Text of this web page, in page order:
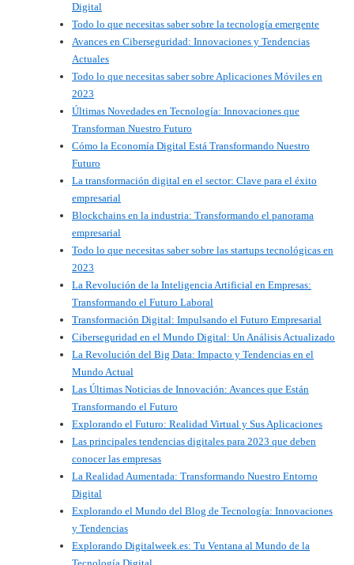
Digital
Todo lo que necesitas saber sobre la tecnología emergente
Avances en Ciberseguridad: Innovaciones y Tendencias
Actuales
Todo lo que necesitas saber sobre Aplicaciones Móviles en
2023
Últimas Novedades en Tecnología: Innovaciones que
Transforman Nuestro Futuro
Cómo la Economía Digital Está Transformando Nuestro
Futuro
La transformación digital en el sector: Clave para el éxito
empresarial
Blockchains en la industria: Transformando el panorama
empresarial
Todo lo que necesitas saber sobre las startups tecnológicas en
2023
La Revolución de la Inteligencia Artificial en Empresas:
Transformando el Futuro Laboral
Transformación Digital: Impulsando el Futuro Empresarial
Ciberseguridad en el Mundo Digital: Un Análisis Actualizado
La Revolución del Big Data: Impacto y Tendencias en el
Mundo Actual
Las Últimas Noticias de Innovación: Avances que Están
Transformando el Futuro
Explorando el Futuro: Realidad Virtual y Sus Aplicaciones
Las principales tendencias digitales para 2023 que deben
conocer las empresas
La Realidad Aumentada: Transformando Nuestro Entorno
Digital
Explorando el Mundo del Blog de Tecnología: Innovaciones
y Tendencias
Explorando Digitalweek.es: Tu Ventana al Mundo de la